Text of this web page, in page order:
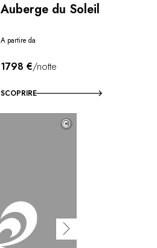
Auberge du Soleil
A partire da
1798 €/notte
SCOPRIRE
©